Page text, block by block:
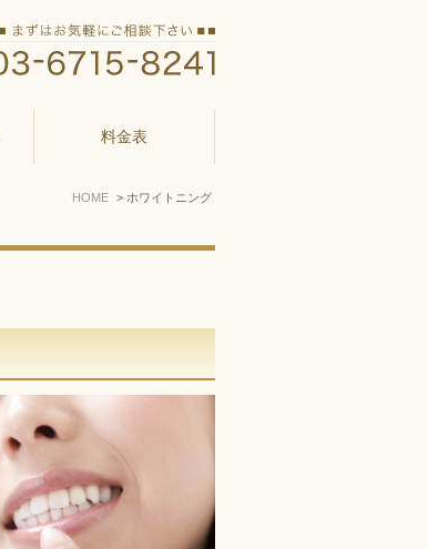
料金表
HOME ホワイトニング